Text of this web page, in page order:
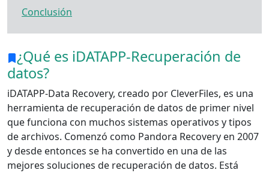
Conclusión
¿Qué es iDATAPP-Recuperación de
datos?
iDATAPP-Data Recovery, creado por CleverFiles, es una
herramienta de recuperación de datos de primer nivel
que funciona con muchos sistemas operativos y tipos
de archivos. Comenzó como Pandora Recovery en 2007
y desde entonces se ha convertido en una de las
mejores soluciones de recuperación de datos. Está